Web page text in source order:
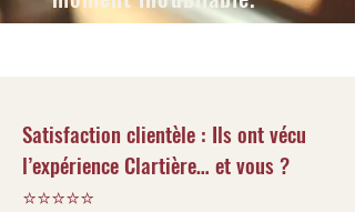
Satisfaction clientèle : Ils ont vécu
l’expérience Clartière… et vous ?
⭐⭐⭐⭐⭐